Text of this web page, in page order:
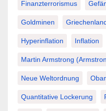
Finanzterrorismus
Goldminen
Hyperinflation Inflation
Martin Armstrong
Neue Weltordnung
Quantitative Lockerung